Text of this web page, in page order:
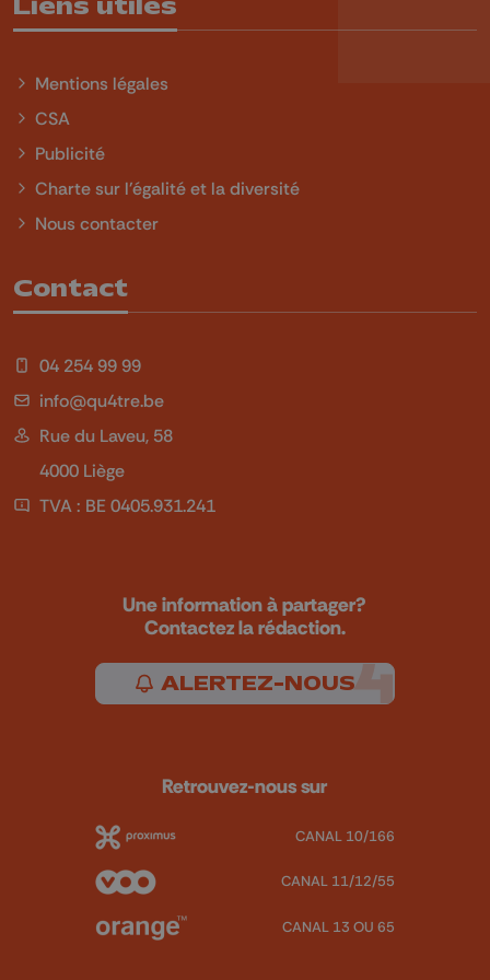
Liens utiles
Mentions légales
CSA
Publicité
Charte sur l'égalité et la diversité
Nous contacter
Contact
04 254 99 99
info@qu4tre.be
Rue du Laveu, 58
4000 Liège
TVA : BE 0405.931.241
Une information à partager?
Contactez la rédaction.
ALERTEZ-NOUS
Retrouvez-nous sur
CANAL 10/166
CANAL 11/12/55
CANAL 13 OU 65